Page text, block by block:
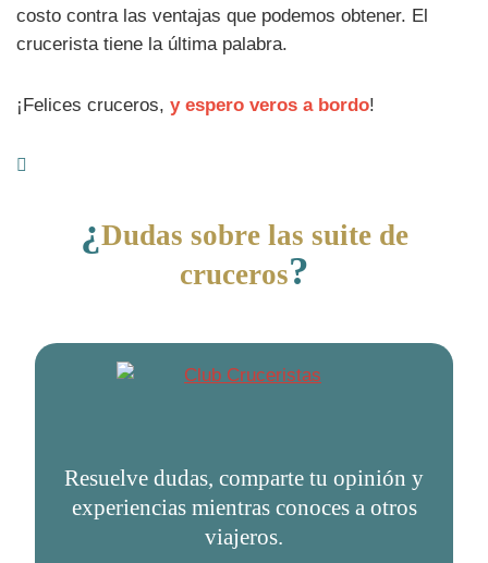
costo contra las ventajas que podemos obtener. El
crucerista tiene la última palabra.
¡Felices cruceros, y espero veros a bordo!
¿Dudas sobre las suite de
cruceros?
Resuelve dudas, comparte tu opinión y
experiencias mientras conoces a otros
viajeros.